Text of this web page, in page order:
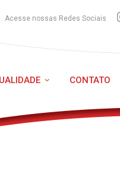
Acesse nossas Redes Sociais
CONTATO